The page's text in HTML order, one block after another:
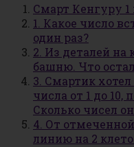
Смарт Кенгуру 1
1. Какое число
один раз?
2. Из деталей на
башню. Что
3. Смартик
числа от 1 до 10,
Сколько чисел
4. От
линию на 2